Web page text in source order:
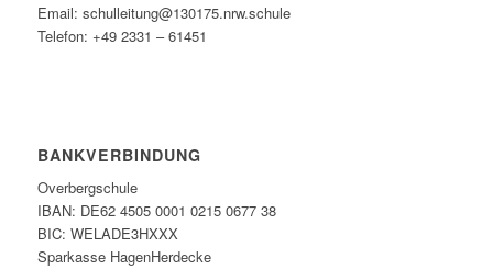
Email: schulleitung@130175.nrw.schule
Telefon: +49 2331 – 61451
BANKVERBINDUNG
Overbergschule
IBAN: DE62 4505 0001 0215 0677 38
BIC: WELADE3HXXX
Sparkasse HagenHerdecke